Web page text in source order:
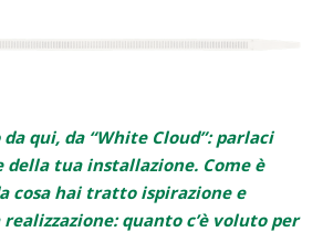
qui, da “White Cloud”: parlaci
della tua installazione. Come è
cosa hai tratto ispirazione e
quanto c’è voluto per